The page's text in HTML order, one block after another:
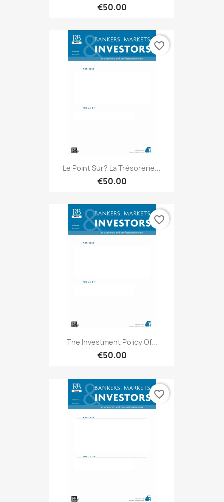
€50.00
Le Point Sur? La Trésorerie...
€50.00
favorite_border
The Investment Policy Of...
€50.00
favorite_border
favorite_border